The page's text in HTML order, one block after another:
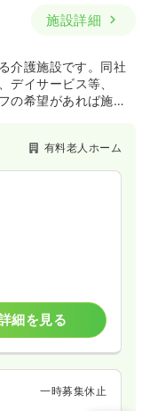
施設詳細
介護施設です。同社
デイサービス等、
の希望があれば施設
有料老人ホーム
細を見る
一時募集休止